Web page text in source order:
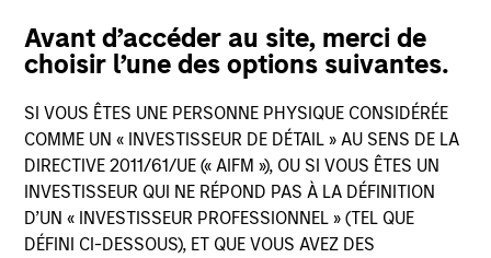
Avant d’accéder au site, merci de
choisir l’une des options suivantes.
SI VOUS ÊTES UNE PERSONNE PHYSIQUE CONSIDÉRÉE
COMME UN « INVESTISSEUR DE DÉTAIL » AU SENS DE LA
DIRECTIVE 2011/61/UE (« AIFM »), OU SI VOUS ÊTES UN
INVESTISSEUR QUI NE RÉPOND PAS À LA DÉFINITION
D’UN « INVESTISSEUR PROFESSIONNEL » (TEL QUE
DÉFINI CI-DESSOUS), ET QUE VOUS AVEZ DES
Applied U.S. Core Equity
Strategy
Strategy Inception
July 2001